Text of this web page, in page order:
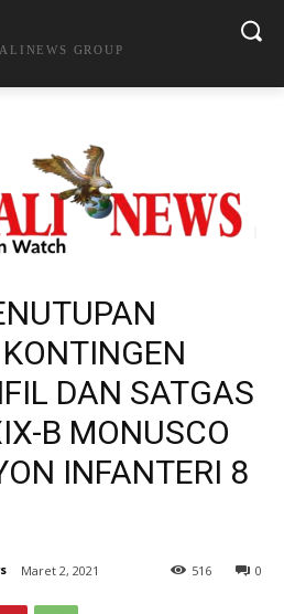
GROUP
DAN SATGAS
B MONUSCO
INFANTERI 8
Maret 2, 2021 0
516